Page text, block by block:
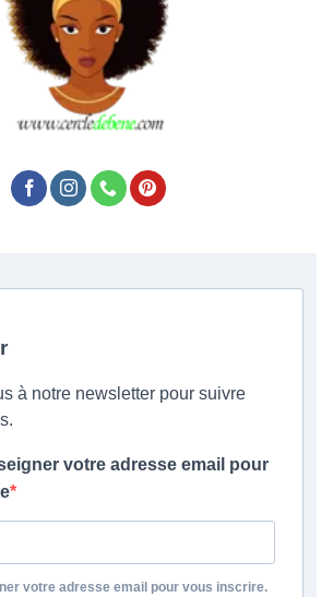
à notre newsletter pour suivre
votre adresse email pour
votre adresse email pour vous inscrire.